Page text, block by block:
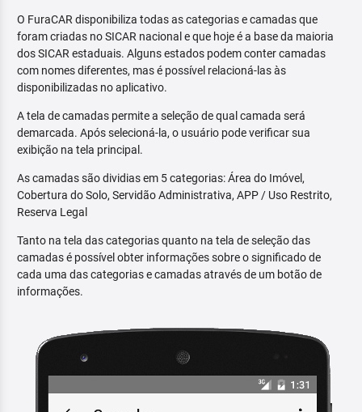
O FuraCAR disponibiliza todas as categorias e camadas que
foram criadas no SICAR nacional e que hoje é a base da maioria
dos SICAR estaduais. Alguns estados podem conter camadas
com nomes diferentes, mas é possível relacioná-las às
disponibilizadas no aplicativo.
A tela de camadas permite a seleção de qual camada será
demarcada. Após selecioná-la, o usuário pode verificar sua
exibição na tela principal.
As camadas são dividias em 5 categorias: Área do Imóvel,
Cobertura do Solo, Servidão Administrativa, APP / Uso Restrito,
Reserva Legal
Tanto na tela das categorias quanto na tela de seleção das
camadas é possível obter informações sobre o significado de
cada uma das categorias e camadas através de um botão de
informações.